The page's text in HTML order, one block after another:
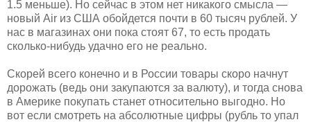
1.5 меньше). Но сейчас в этом нет никакого смысла —
новый Air из США обойдется почти в 60 тысяч рублей. У
нас в магазинах они пока стоят 67, то есть продать
сколько-нибудь удачно его не реально.
Скорей всего конечно и в России товары скоро начнут
дорожать (ведь они закупаются за валюту), и тогда снова
в Америке покупать станет относительно выгодно. Но
вот если смотреть на абсолютные цифры (рубль то упал